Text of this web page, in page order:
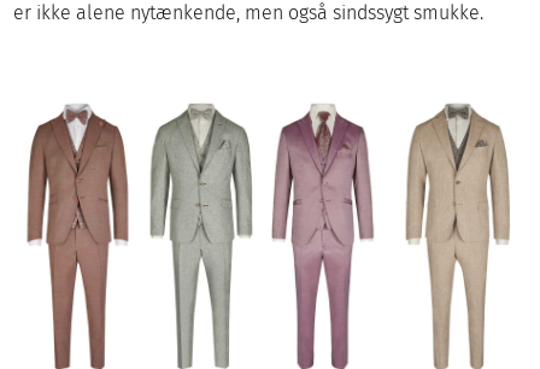
er ikke alene nytænkende, men også sindssygt smukke.